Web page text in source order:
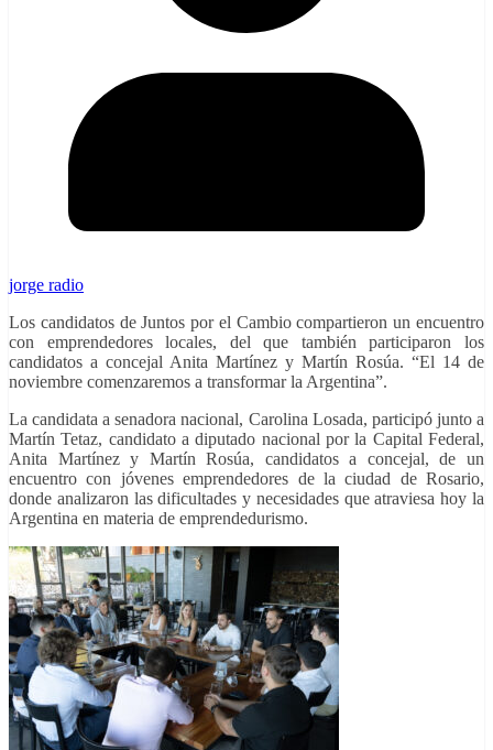
jorge radio
Los candidatos de Juntos por el Cambio compartieron un encuentro
con emprendedores locales, del que también participaron los
candidatos a concejal Anita Martínez y Martín Rosúa. “El 14 de
noviembre comenzaremos a transformar la Argentina”.
La candidata a senadora nacional, Carolina Losada, participó junto a
Martín Tetaz, candidato a diputado nacional por la Capital Federal,
Anita Martínez y Martín Rosúa, candidatos a concejal, de un
encuentro con jóvenes emprendedores de la ciudad de Rosario,
donde analizaron las dificultades y necesidades que atraviesa hoy la
Argentina en materia de emprendedurismo.